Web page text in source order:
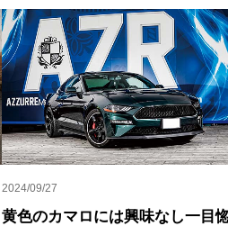
2024/09/27
黄色のカマロには興味なし一目